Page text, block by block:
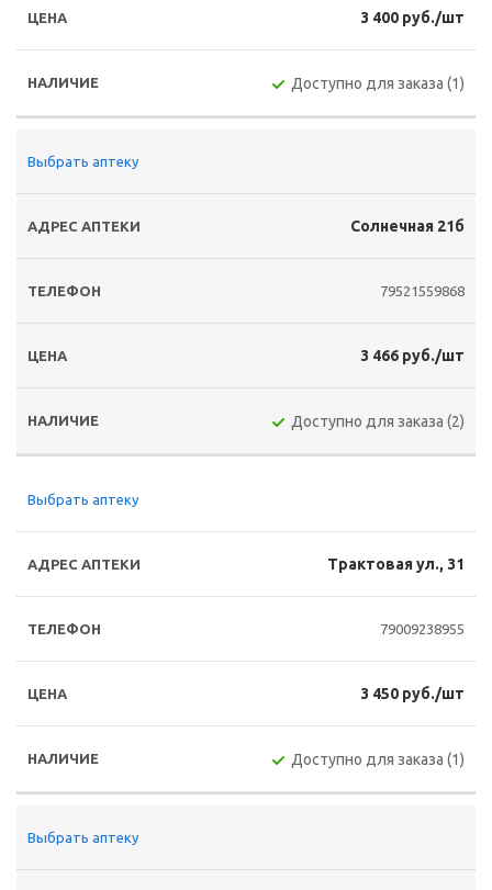
3 400 руб./шт
Доступно для заказа (1)
Выбрать аптеку
Солнечная 21б
79521559868
3 466 руб./шт
Доступно для заказа (2)
Выбрать аптеку
Трактовая ул., 31
79009238955
3 450 руб./шт
Доступно для заказа (1)
Выбрать аптеку